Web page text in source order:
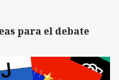
para el debate